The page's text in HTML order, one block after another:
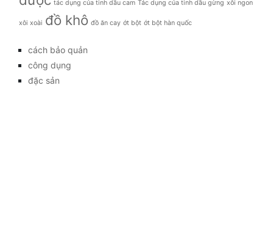
tác dụng của tinh dầu cam Tác dụng của tinh dầu gừng xôi ngon
xôi xoài đồ khô đồ ăn cay ớt bột ớt bột hàn quốc
cách bảo quản
công dụng
đặc sản